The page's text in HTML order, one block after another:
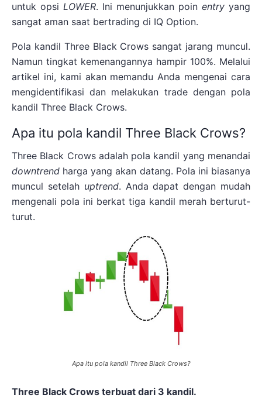
untuk opsi LOWER. Ini menunjukkan poin entry yang
sangat aman saat bertrading di IQ Option.
Pola kandil Three Black Crows sangat jarang muncul.
Namun tingkat kemenangannya hampir 100%. Melalui
artikel ini, kami akan memandu Anda mengenai cara
mengidentifikasi dan melakukan trade dengan pola
kandil Three Black Crows.
Apa itu pola kandil Three Black Crows?
Three Black Crows adalah pola kandil yang menandai
downtrend harga yang akan datang. Pola ini biasanya
muncul setelah uptrend. Anda dapat dengan mudah
mengenali pola ini berkat tiga kandil merah berturut-
turut.
Apa itu pola kandil Three Black Crows?
Three Black Crows terbuat dari 3 kandil.